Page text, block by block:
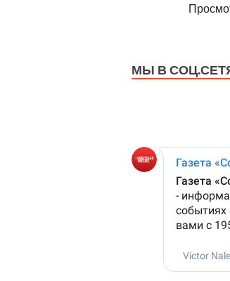
МЫ В